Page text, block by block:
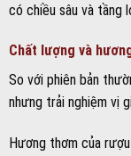
có chiều sâu và tầng
Chất lượng và
So với phiên bản
nhưng trải nghiệm vị
Hương thơm của